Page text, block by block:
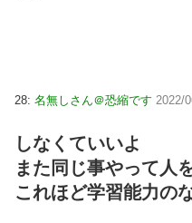
28: 名無しさん＠恐縮です 2022/
しなくていいよ
また同じ事やって人
これほど学習能力の